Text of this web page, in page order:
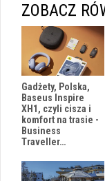
ZOBACZ
Gadżety, Polska,
Baseus Inspire
XH1, czyli cisza i
komfort na trasie -
Business
Traveller…